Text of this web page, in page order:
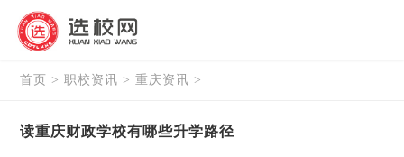
首页 >职校资讯 >重庆资讯 >
读重庆财政学校有哪些升学路径